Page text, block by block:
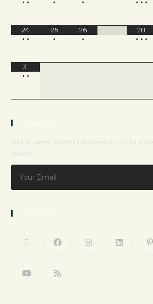
24
• •
25
•
26
•
28
• • •
31
• •
Get all latest content delivered to your
month.